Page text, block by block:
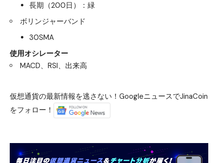
長期（200日）：緑
ボリンジャーバンド
30SMA
使用オシレーター
MACD、RSI、出来高
仮想通貨の最新情報を逃さない！GoogleニュースでJinaCoin
をフォロー！